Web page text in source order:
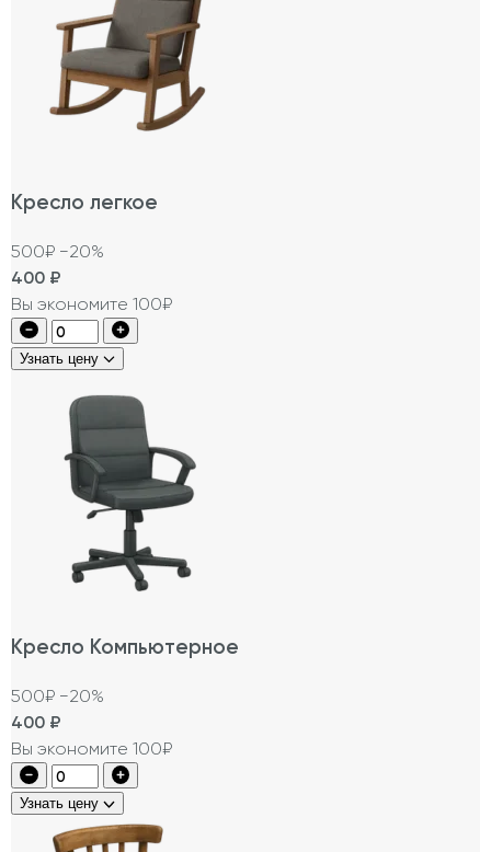
Кресло легкое
500₽ −20%
400 ₽
Вы экономите 100₽
Узнать цену
Кресло Компьютерное
500₽ −20%
400 ₽
Вы экономите 100₽
Узнать цену